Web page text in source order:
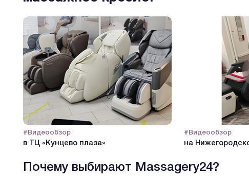
#Видеообзор
в ТЦ «Кунцево плаза»
#Видеообзор
на
Почему выбирают Massagery24?